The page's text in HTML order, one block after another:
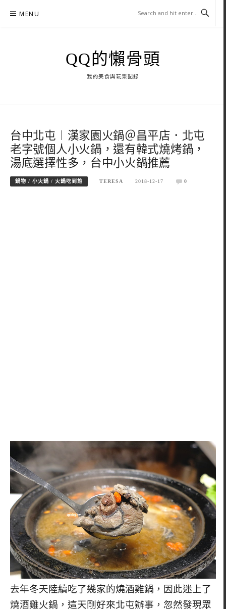
MENU
QQ的懶骨頭
我的美食與玩樂記錄
台中北屯︱漢家園火鍋＠昌平店．北屯
老字號個人小火鍋，還有韓式燒烤鍋，
湯底選擇性多，台中小火鍋推薦
鍋物 / 小火鍋 / 火鍋吃到飽 TERESA 2018-12-17 0
去年冬天陸續吃了幾家的燒酒雞鍋，因此迷上了
燒酒雞火鍋，這天剛好來北屯辦事，忽然發現眾